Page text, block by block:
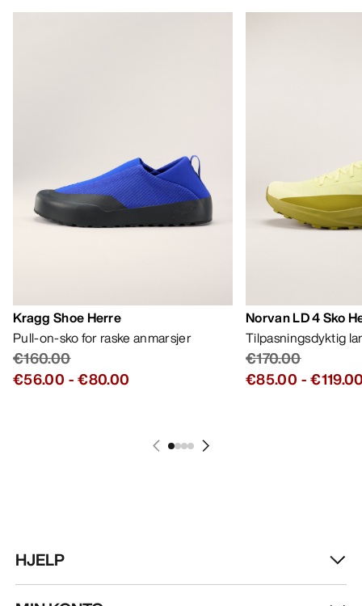
Kragg Shoe Herre
Pull-on-sko for raske anmarsjer
€160.00
€56.00 -€80.00
Norvan LD 4 Sko
Tilpasningsdyktig
€170.00
€85.00 -
HJELP